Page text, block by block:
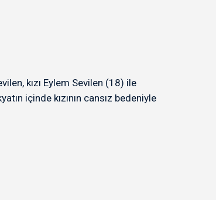
kızı Eylem Sevilen (18) ile
içinde kızının cansız bedeniyle